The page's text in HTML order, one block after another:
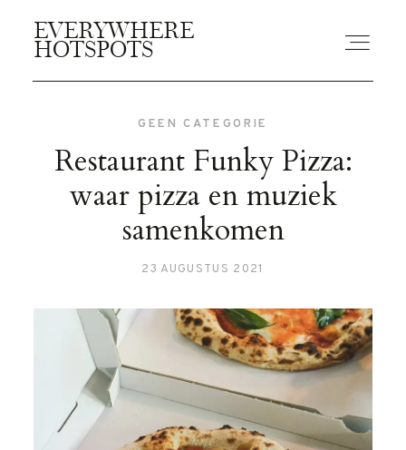
EVERYWHERE
HOTSPOTS
EVERYWHERE
HOTSPOTS
GUIDES
CONTACT
GEEN CATEGORIE
Restaurant Funky Pizza:
waar pizza en muziek
samenkomen
23 AUGUSTUS 2021